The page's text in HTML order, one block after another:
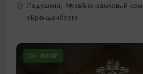
Ладушкин, Музейно-замковый
«Бранденбург»
ОТ 600₽